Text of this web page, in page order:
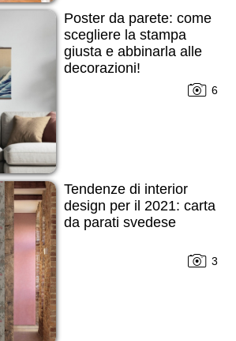
Poster da parete: come
scegliere la stampa
giusta e abbinarla alle
decorazioni!
6
Tendenze di interior
design per il 2021: carta
da parati svedese
3